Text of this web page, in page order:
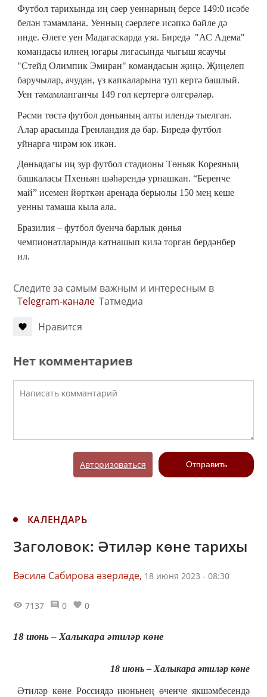
Футбол тарихында иң сәер уеннарның берсе 149:0 исәбе
белән тәмамлана. Уенның сәерлеге исәпкә бәйле дә
инде. Әлеге уен Мадагаскарда уза. Биредә "АС Адема"
командасы илнең югары лигасында чыгыш ясаучы
"Стейд Олимпик Эмиран" командасын җиңә. Җиңелеп
баручылар, ачудан, үз капкаларына туп кертә башлый.
Уен тәмамланганчы 149 гол кертергә өлгерәләр.
Рәсми төстә футбол дөньяның алты илендә тыелган.
Алар арасында Гренландия дә бар. Биредә футбол
уйнарга чирәм юк икән.
Дөньядагы иң зур футбол стадионы Төньяк Кореяның
башкаласы Пхеньян шәһәрендә урнашкан. “Беренче
май” исемен йөрткән аренада берьюлы 150 мең кеше
уенны тамаша кыла ала.
Бразилия – футбол буенча барлык дөнья
чемпионатларында катнашып килә торган бердәнбер
ил.
Следите за самым важным и интересным в
Telegram-канале Татмедиа
Нравится
Нет комментариев
Авторизоваться Отправить
КАЛЕНДАРЬ
Заголовок: Әтиләр көне тарихы
Вәсилә Сабирова әзерләде, 18 июня 2023 - 08:30
7137 0 0
18 июнь – Халыкара әтиләр көне
18 июнь – Халыкара әтиләр көне
Әтиләр көне Россиядә июньнең өченче якшәмбесендә